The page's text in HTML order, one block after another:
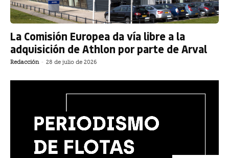
La Comisión Europea da vía libre a la
adquisición de Athlon por parte de Arval
Redacción - 28 de julio de 2026